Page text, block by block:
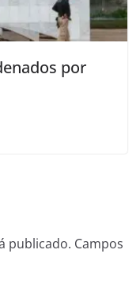
por
publicado. Campos